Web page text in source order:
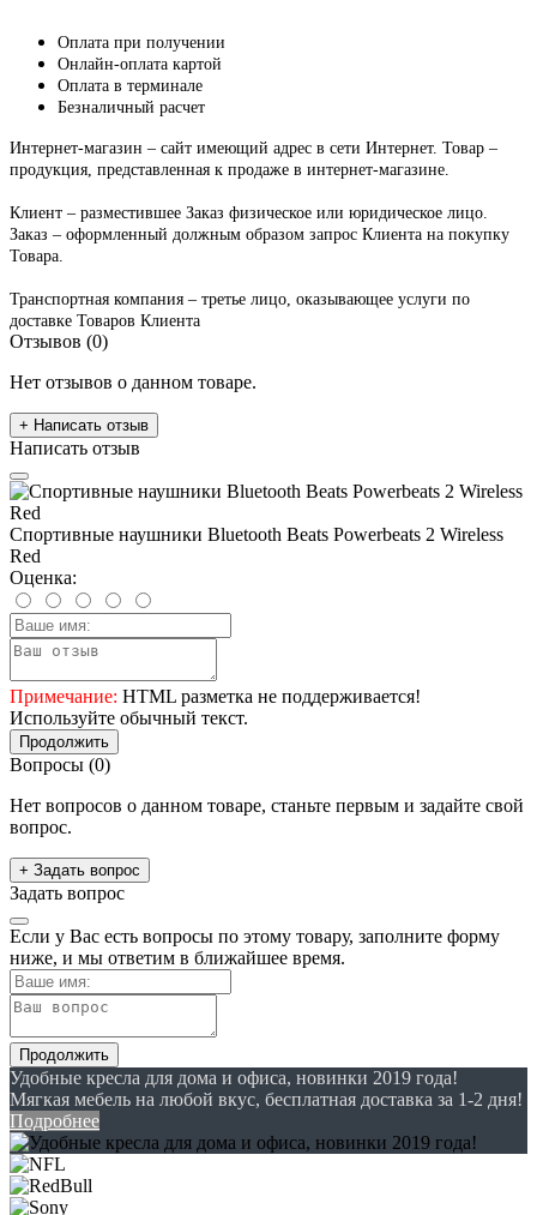
Оплата при получении
Онлайн-оплата картой
Оплата в терминале
Безналичный расчет
Интернет-магазин – сайт имеющий адрес в сети Интернет. Товар –
продукция, представленная к продаже в интернет-магазине.
Клиент – разместившее Заказ физическое или юридическое лицо.
Заказ – оформленный должным образом запрос Клиента на покупку
Товара.
Транспортная компания – третье лицо, оказывающее услуги по
доставке Товаров Клиента
Отзывов (0)
Нет отзывов о данном товаре.
+ Написать отзыв
Написать отзыв
Спортивные наушники Bluetooth Beats Powerbeats 2 Wireless
Red
Оценка:
Примечание: HTML разметка не поддерживается!
Используйте обычный текст.
Продолжить
Вопросы (0)
Нет вопросов о данном товаре, станьте первым и задайте свой
вопрос.
+ Задать вопрос
Задать вопрос
Если у Вас есть вопросы по этому товару, заполните форму
ниже, и мы ответим в ближайшее время.
Продолжить
Удобные кресла для дома и офиса, новинки 2019 года!
Мягкая мебель на любой вкус, бесплатная доставка за 1-2 дня!
Подробнее